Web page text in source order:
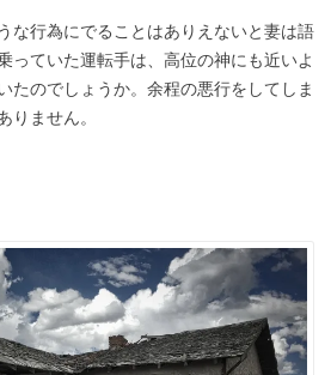
な行為にでることはありえないと妻は語
っていた運転手は、高位の神にも近いよ
たのでしょうか。余程の悪行をしてしま
りません。